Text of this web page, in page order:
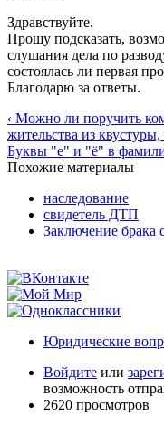
Здравствуйте.
Прошу подсказать,
слушания дела по
состоялась ли первая
Благодарю за ответы.
‹ Можно ли поручить
жительства из
Буквы "е" и "ё" в
Похожие материалы
наследование
свидетель ДТП
Заключение брака
Юридические
Войдите или
возможность
2620 просмотров